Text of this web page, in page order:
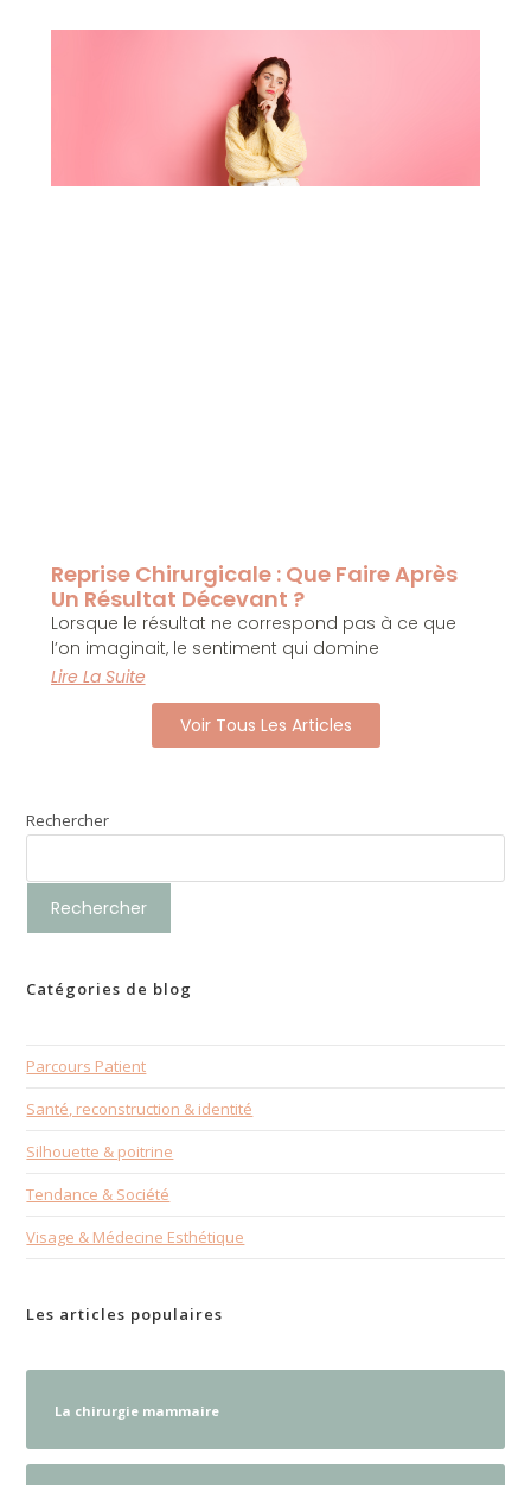
Reprise Chirurgicale : Que Faire Après
Un Résultat Décevant ?
Lorsque le résultat ne correspond pas à ce que
l’on imaginait, le sentiment qui domine
Lire La Suite
Voir Tous Les Articles
Rechercher
Rechercher
Catégories de blog
Parcours Patient
Santé, reconstruction & identité
Silhouette & poitrine
Tendance & Société
Visage & Médecine Esthétique
Les articles populaires
La chirurgie mammaire